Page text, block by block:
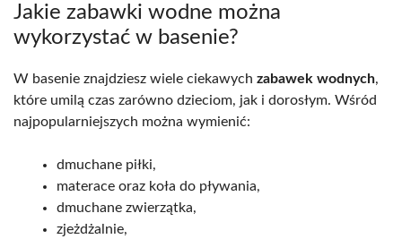
Jakie zabawki wodne można
wykorzystać w basenie?
W basenie znajdziesz wiele ciekawych zabawek wodnych,
które umilą czas zarówno dzieciom, jak i dorosłym. Wśród
najpopularniejszych można wymienić:
dmuchane piłki,
materace oraz koła do pływania,
dmuchane zwierzątka,
zjeżdżalnie,